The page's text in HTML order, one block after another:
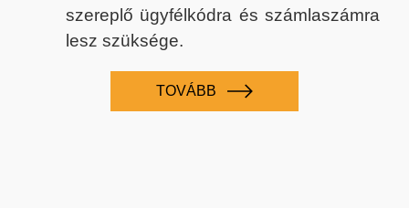
szereplő ügyfélkódra és számlaszámra
lesz szüksége.
TOVÁBB